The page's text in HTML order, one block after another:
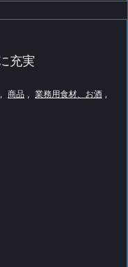
充実
, 商品 , 業務用食材、お酒 ,